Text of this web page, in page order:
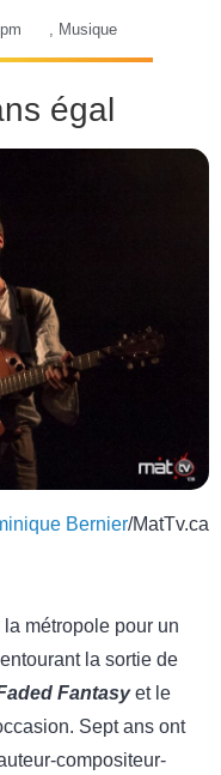
, Musique
égal
Bernier/MatTv.ca
métropole pour un
la sortie de
Fantasyet le
Sept ans ont
compositeur-